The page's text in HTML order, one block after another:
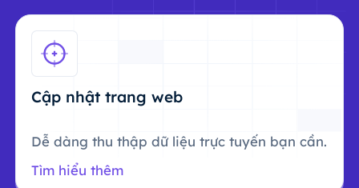
Cập nhật trang web
Dễ dàng thu thập dữ liệu trực tuyến bạn cần.
Tìm hiểu thêm